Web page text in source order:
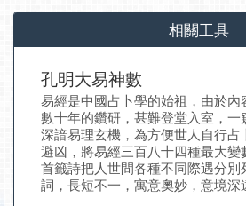
相關工具
孔明大易神數
易經是中國占卜學的始祖，由於
數十年的鑽研，甚難登堂入室，一
深諳易理玄機，為方便世人自行
避凶，將易經三百八十四種最大變
首籤詩把人世間各種不同際遇分別
詞，長短不一，寓意奧妙，意境深